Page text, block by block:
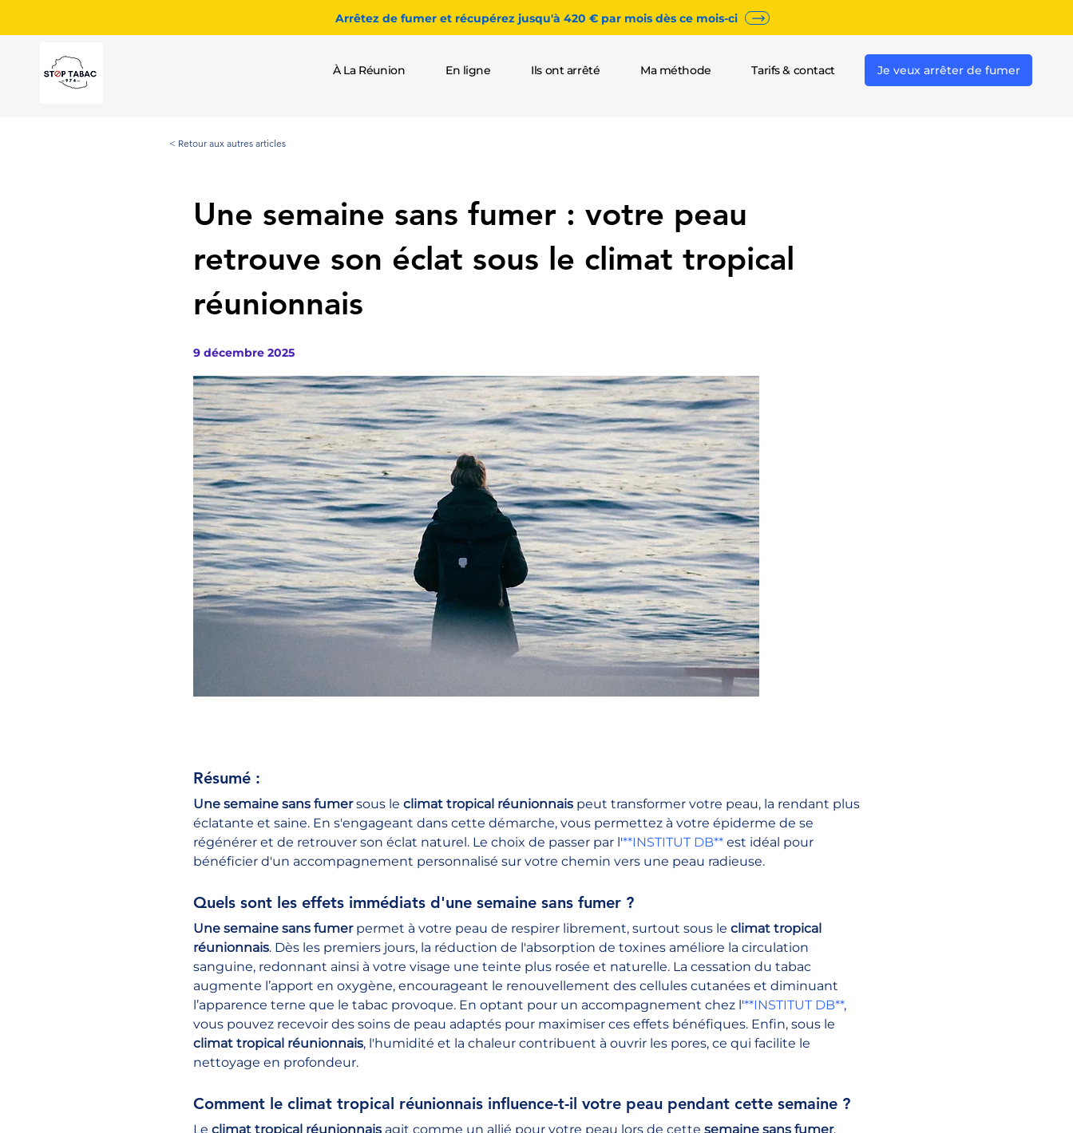
Arrêtez de fumer et récupérez jusqu'à 420 € par mois dès ce mois-ci
À La Réunion En ligne Ils ont arrêté Ma méthode Tarifs & contact Je veux arrêter de fumer
< Retour aux autres articles
Une semaine sans fumer : votre peau
retrouve son éclat sous le climat tropical
réunionnais
9 décembre 2025
Résumé :
Une semaine sans fumer sous le climat tropical réunionnais peut transformer votre peau, la rendant plus
éclatante et saine. En s'engageant dans cette démarche, vous permettez à votre épiderme de se
régénérer et de retrouver son éclat naturel. Le choix de passer par l'**INSTITUT DB** est idéal pour
bénéficier d'un accompagnement personnalisé sur votre chemin vers une peau radieuse.
Quels sont les effets immédiats d'une semaine sans fumer ?
Une semaine sans fumer permet à votre peau de respirer librement, surtout sous le climat tropical
réunionnais. Dès les premiers jours, la réduction de l'absorption de toxines améliore la circulation
sanguine, redonnant ainsi à votre visage une teinte plus rosée et naturelle. La cessation du tabac
augmente l’apport en oxygène, encourageant le renouvellement des cellules cutanées et diminuant
l’apparence terne que le tabac provoque. En optant pour un accompagnement chez l'**INSTITUT DB**,
vous pouvez recevoir des soins de peau adaptés pour maximiser ces effets bénéfiques. Enfin, sous le
climat tropical réunionnais, l'humidité et la chaleur contribuent à ouvrir les pores, ce qui facilite le
nettoyage en profondeur.
Comment le climat tropical réunionnais influence-t-il votre peau pendant cette semaine ?
Le climat tropical réunionnais agit comme un allié pour votre peau lors de cette semaine sans fumer.